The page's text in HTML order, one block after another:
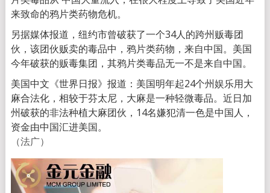
来致命的鸦片类药物危机。
另据媒体报道，纽约市曾破获了一个34人的跨州贩毒团
伙，该团伙贩卖的毒品中，鸦片类药物，来自中国。美国
今年破获的贩毒集团，其鸦片类毒品无一不是来自中国。
美国中文《世界日报》报道：美国明年起24个州娱乐用大
麻合法化，相较于芬太尼，大麻是一种轻微毒品。近日加
州破获的非法种植大麻团伙，14名嫌犯清一色是中国人，
资金由中国汇进美国。
（法广）